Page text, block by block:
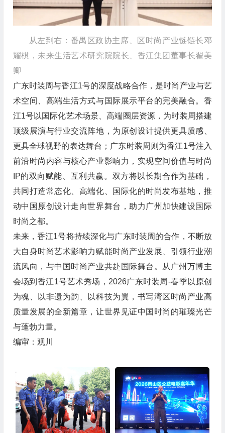
从左到右：番禺区政协主席、区时尚产业链链长邓
耀棋，未来生活艺术研究院院长、香江集团董事长翟美
卿
广东时装周与香江1号的深度战略合作，是时尚产业与艺
术空间、高端生活方式与国际展示平台的完美融合。香
江1号以国际化艺术场景、高端圈层资源，为时装周搭建
顶级展演与行业交流阵地，为原创设计提供更具质感、
更具全球视野的表达舞台；广东时装周则为香江1号注入
前沿时尚内容与核心产业影响力，实现空间价值与时尚
IP的双向赋能、互利共赢。双方将以长期合作为基础，
共同打造常态化、高端化、国际化的时尚发布基地，推
动中国原创设计走向世界舞台，助力广州加快建设国际
时尚之都。
未来，香江1号将持续深化与广东时装周的合作，不断放
大自身时尚艺术影响力赋能时尚产业发展、引领行业潮
流风向，与中国时尚产业共赴国际舞台。从广州万博主
会场到香江1号艺术秀场，2026广东时装周-春季以原创
为魂、以非遗为韵、以科技为翼，书写湾区时尚产业高
质量发展的全新篇章，让世界见证中国时尚的璀璨光芒
与蓬勃力量。
编审：观川